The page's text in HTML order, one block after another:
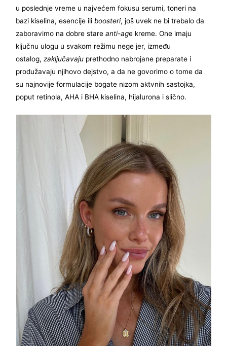
u poslednje vreme u najvećem fokusu serumi, toneri na
bazi kiselina, esencije iliboosteri, još uvek ne bi trebalo da
zaboravimo na dobre stareanti-age kreme. One imaju
ključnu ulogu u svakom režimu nege jer, između
ostalog,zaključavaju prethodno nabrojane preparate i
produžavaju njihovo dejstvo, a da ne govorimo o tome da
su najnovije formulacije bogate nizom aktvnih sastojka,
poput retinola, AHA i BHA kiselina, hijalurona i slično.